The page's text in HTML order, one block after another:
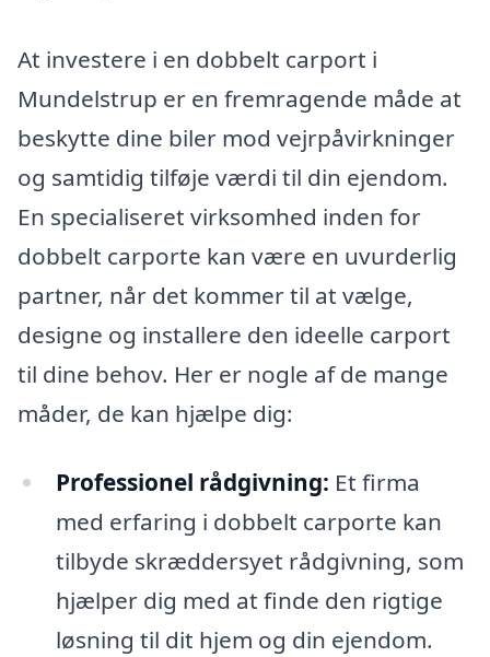
At investere i en dobbelt carport i
Mundelstrup er en fremragende måde at
beskytte dine biler mod vejrpåvirkninger
og samtidig tilføje værdi til din ejendom.
En specialiseret virksomhed inden for
dobbelt carporte kan være en uvurderlig
partner, når det kommer til at vælge,
designe og installere den ideelle carport
til dine behov. Her er nogle af de mange
måder, de kan hjælpe dig:
Professionel rådgivning: Et firma
med erfaring i dobbelt carporte kan
tilbyde skræddersyet rådgivning, som
hjælper dig med at finde den rigtige
løsning til dit hjem og din ejendom.